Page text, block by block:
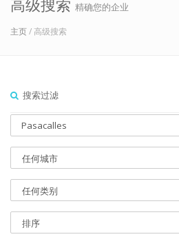
精确您的企业
主页/ 高级搜索
搜索过滤